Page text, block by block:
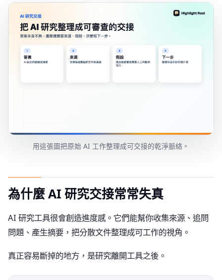
用這張圖把原始 AI 工作整理成可交接的乾淨脈絡。
為什麼 AI 研究交接常常失真
AI 研究工具很會創造進度感。它們能幫你收集來源、追問
問題、產生摘要，把分散文件整理成可工作的視角。
真正容易斷掉的地方，是研究離開工具之後。